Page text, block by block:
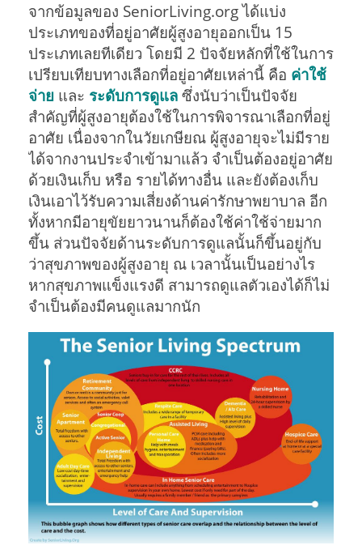
จากข้อมูลของ SeniorLiving.org ได้แบ่ง
ประเภทของที่อยู่อาศัยผู้สูงอายุออกเป็น 15
ประเภทเลยทีเดียว โดยมี 2 ปัจจัยหลักที่ใช้ในการ
เปรียบเทียบทางเลือกที่อยู่อาศัยเหล่านี้ คือ ค่าใช้
จ่าย และ ระดับการดูแล ซึ่งนับว่าเป็นปัจจัย
สำคัญที่ผู้สูงอายุต้องใช้ในการพิจารณาเลือกที่อยู่
อาศัย เนื่องจากในวัยเกษียณ ผู้สูงอายุจะไม่มีราย
ได้จากงานประจำเข้ามาแล้ว จำเป็นต้องอยู่อาศัย
ด้วยเงินเก็บ หรือ รายได้ทางอื่น และยังต้องเก็บ
เงินเอาไว้รับความเสี่ยงด้านค่ารักษาพยาบาล อีก
ทั้งหากมีอายุขัยยาวนานก็ต้องใช้ค่าใช้จ่ายมาก
ขึ้น ส่วนปัจจัยด้านระดับการดูแลนั้นก็ขึ้นอยู่กับ
ว่าสุขภาพของผู้สูงอายุ ณ เวลานั้นเป็นอย่างไร
หากสุขภาพแข็งแรงดี สามารถดูแลตัวเองได้ก็ไม่
จำเป็นต้องมีคนดูแลมากนัก